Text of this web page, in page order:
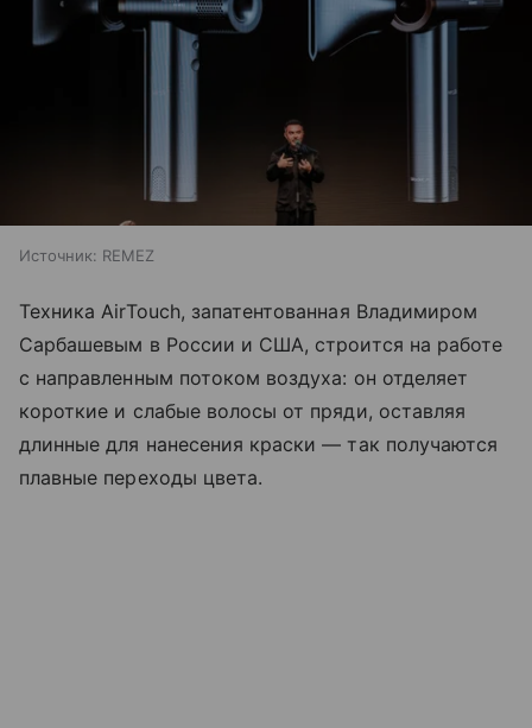
Источник: REMEZ
Техника AirTouch, запатентованная Владимиром
Сарбашевым в России и США, строится на работе
с направленным потоком воздуха: он отделяет
короткие и слабые волосы от пряди, оставляя
длинные для нанесения краски — так получаются
плавные переходы цвета.